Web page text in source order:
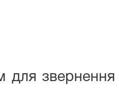
для